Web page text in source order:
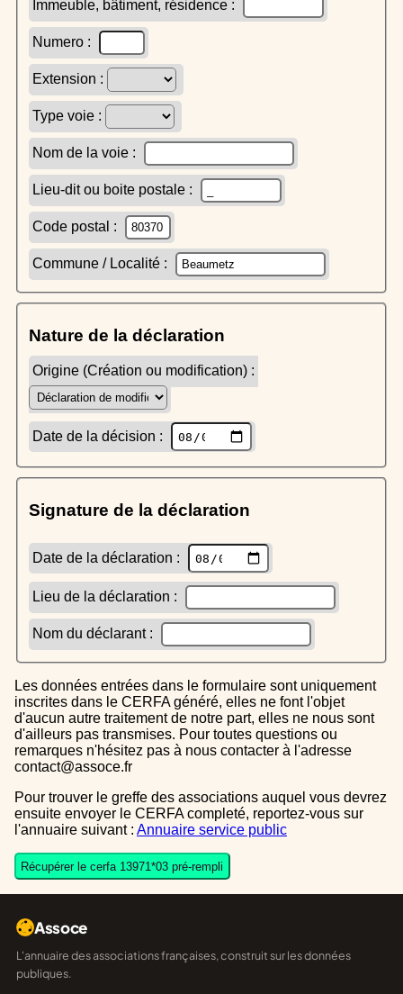
Immeuble, bâtiment, résidence :
Numero :
Extension :
Type voie :
Nom de la voie :
Lieu-dit ou boite postale :
Code postal :
Commune / Localité :
Nature de la déclaration
Origine (Création ou modification) :
Date de la décision :
Signature de la déclaration
Date de la déclaration :
Lieu de la déclaration :
Nom du déclarant :
Les données entrées dans le formulaire sont uniquement
inscrites dans le CERFA généré, elles ne font l'objet
d'aucun autre traitement de notre part, elles ne nous sont
d'ailleurs pas transmises. Pour toutes questions ou
remarques n'hésitez pas à nous contacter à l'adresse
contact@assoce.fr
Pour trouver le greffe des associations auquel vous devrez
ensuite envoyer le CERFA completé, reportez-vous sur
l'annuaire suivant : Annuaire service public
Récupérer le cerfa 13971*03 pré-rempli
Assoce
L'annuaire des associations françaises, construit sur les données
publiques.